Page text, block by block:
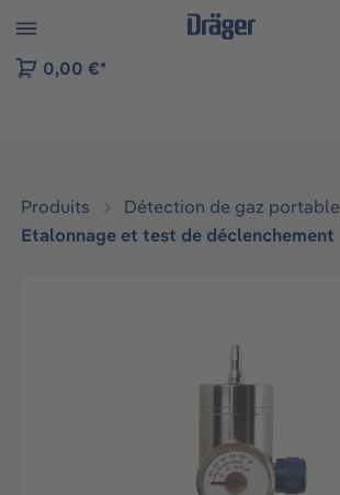
to B2B platform navigation
0,00 €*
Produits
Détection de gaz portable
Etalonnage et test de déclenchement